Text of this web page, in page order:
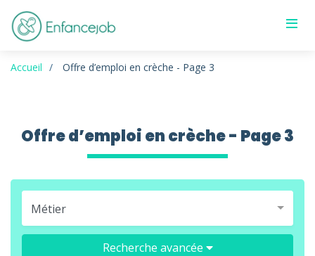
Accueil Offre d’emploi en crèche - Page 3
Offre d’emploi en crèche - Page 3
Métier
Recherche avancée